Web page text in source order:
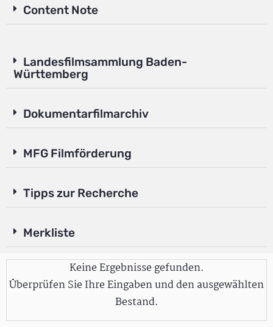
Content Note
Landesfilmsammlung Baden-
Württemberg
Dokumentarfilmarchiv
MFG Filmförderung
Tipps zur Recherche
Merkliste
Keine Ergebnisse gefunden.
Überprüfen Sie Ihre Eingaben und den ausgewählten
Bestand.